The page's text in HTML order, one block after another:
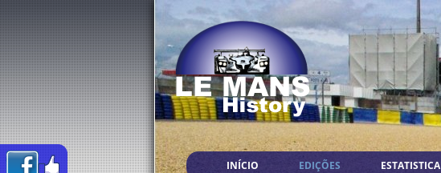
INÍCIO EDIÇÕES ESTATISTICA